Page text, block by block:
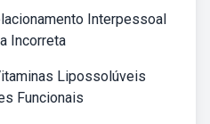
Interpessoal
Incorreta
Lipossolúveis
Funcionais